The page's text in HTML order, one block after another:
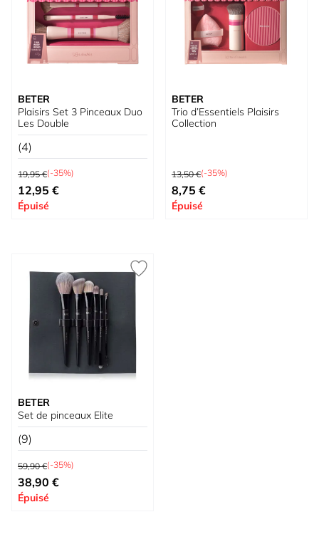
BETER
Plaisirs Set 3 Pinceaux Duo
Les Double
(4)
Prix normal
19,95 €(-35%)
Prix spécial
12,95 €
Épuisé
BETER
Trio d’Essentiels Plaisirs
Collection
Prix normal
13,50 €(-35%)
Prix spécial
8,75 €
Épuisé
BETER
Set de pinceaux Elite
(9)
Prix normal
59,90 €(-35%)
Prix spécial
38,90 €
Épuisé